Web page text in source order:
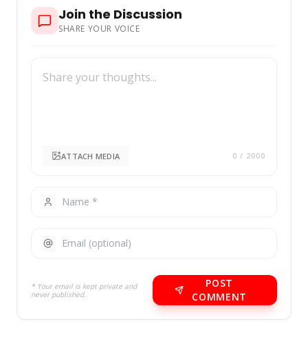
Join the Discussion
SHARE YOUR VOICE
ATTACH MEDIA 0 / 2000
* Your email is kept private and
never published.
POST
COMMENT